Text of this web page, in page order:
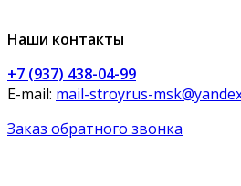
Наши контакты
+7 (937) 438-04-99
E-mail: mail-stroyrus-
Заказ обратного звонка